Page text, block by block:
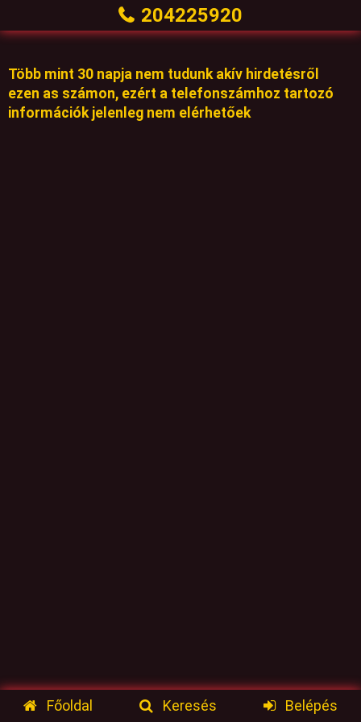
204225920
Főoldal Keresés Belépés
Több mint 30 napja nem tudunk akív hirdetésről
ezen as számon, ezért a telefonszámhoz tartozó
információk jelenleg nem elérhetőek